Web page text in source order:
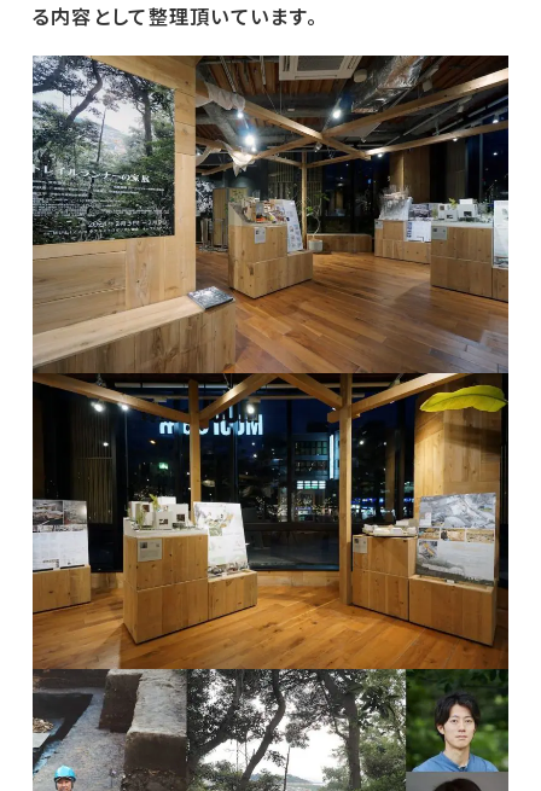
る内容として整理頂いています。